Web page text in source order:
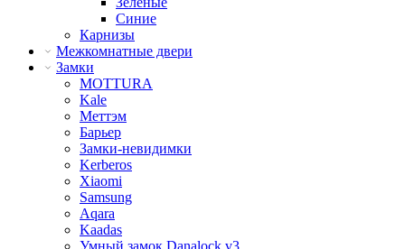
Синие
Карнизы
Межкомнатные двери
Замки
MOTTURA
Kale
Меттэм
Барьер
Замки-невидимки
Kerberos
Xiaomi
Samsung
Aqara
Kaadas
Умный замок Danalock v3